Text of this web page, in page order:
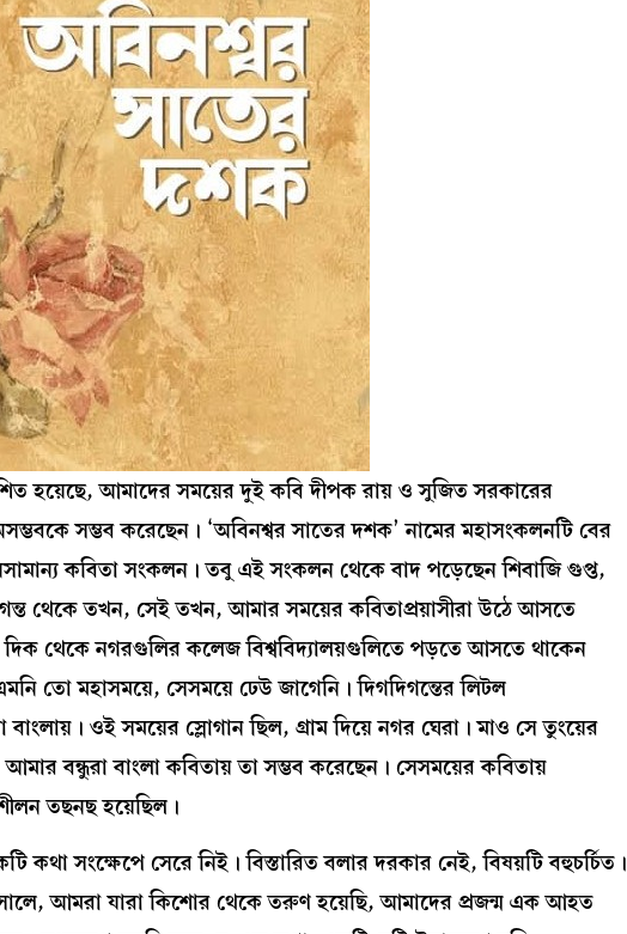
হয়েছে, আমাদের সময়ের দুই কবি দীপক রায় ও সুজিত সরকারের
সম্ভব করেছেন। ‘অবিনশ্বর সাতের দশক’ নামের মহাসংকলনটি বের
কবিতা সংকলন। তবু এই সংকলন থেকে বাদ পড়েছেন শিবাজি গুপ্ত,
থেকে তখন, সেই তখন, আমার সময়ের কবিতাপ্রয়াসীরা উঠে আসতে
থেকে নগরগুলির কলেজ বিশ্ববিদ‍্যালয়গুলিতে পড়তে আসতে থাকেন
তো মহাসময়ে, সেসময়ে ঢেউ জাগেনি। দিগদিগন্তের লিটল
ওই সময়ের স্লোগান ছিল, গ্রাম দিয়ে নগর ঘেরা। মাও সে তুংয়ের
বন্ধুরা বাংলা কবিতায় তা সম্ভব করেছেন। সেসময়ের কবিতায়
তছনছ হয়েছিল।
সংক্ষেপে সেরে নিই। বিস্তারিত বলার দরকার নেই, বিষয়টি বহুচর্চিত।
আমরা যারা কিশোর থেকে তরুণ হয়েছি, আমাদের প্রজন্ম এক আহত